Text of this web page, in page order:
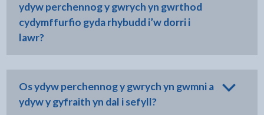
ydyw perchennog y gwrych yn gwrthod
cydymffurfio gyda rhybudd i’w dorri i
lawr?
Os ydyw perchennog y gwrych yn gwmni a
ydyw y gyfraith yn dal i sefyll?